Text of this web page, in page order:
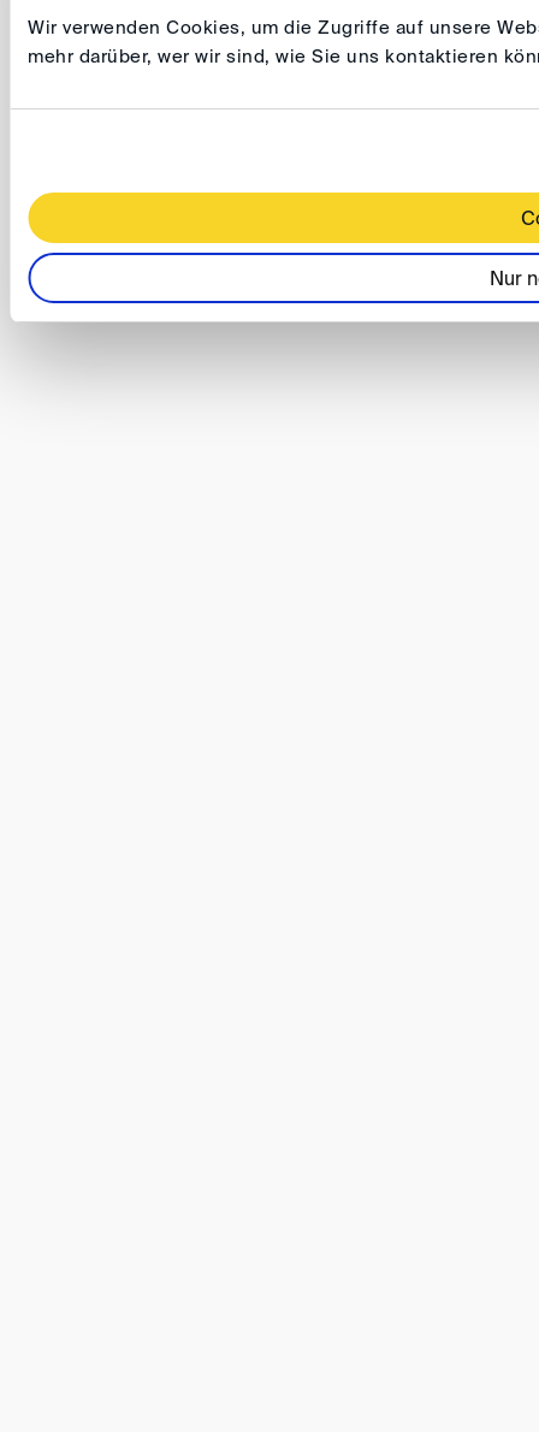
Wir verwenden Cookies, um die Zugriffe auf unsere
mehr darüber, wer wir sind, wie Sie uns kontaktieren
Nur